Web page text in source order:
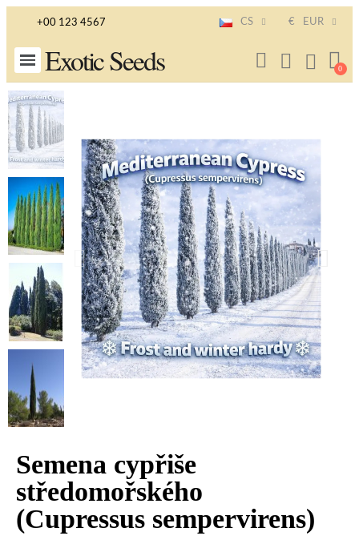
+00 123 4567 CS € EUR
Exotic Seeds
Semena cypřiše
středomořského
(Cupressus sempervirens)